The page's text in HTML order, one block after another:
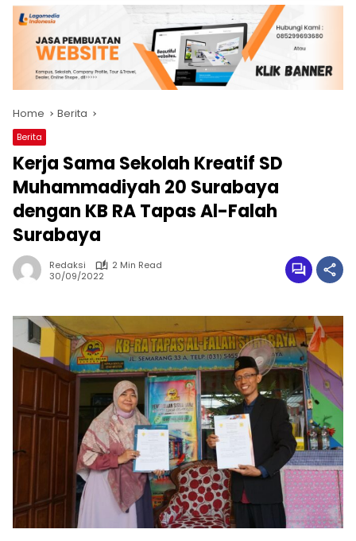
Home Berita
Berita
Kerja Sama Sekolah Kreatif SD
Muhammadiyah 20 Surabaya
dengan KB RA Tapas Al-Falah
Surabaya
Redaksi
2 Min Read
30/09/2022